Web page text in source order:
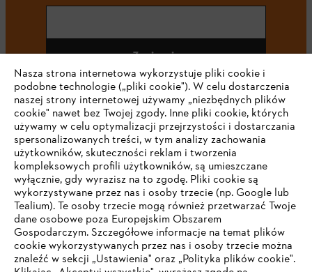
Zapisz się
#STIHL
Firma
Nasza strona internetowa wykorzystuje pliki cookie i
podobne technologie („pliki cookie"). W celu dostarczenia
naszej strony internetowej używamy „niezbędnych plików
cookie" nawet bez Twojej zgody. Inne pliki cookie, których
używamy w celu optymalizacji przejrzystości i dostarczania
spersonalizowanych treści, w tym analizy zachowania
użytkowników, skuteczności reklam i tworzenia
kompleksowych profili użytkowników, są umieszczane
wyłącznie, gdy wyrazisz na to zgodę. Pliki cookie są
wykorzystywane przez nas i osoby trzecie (np. Google lub
Tealium). Te osoby trzecie mogą również przetwarzać Twoje
dane osobowe poza Europejskim Obszarem
Gospodarczym. Szczegółowe informacje na temat plików
cookie wykorzystywanych przez nas i osoby trzecie można
znaleźć w sekcji „Ustawienia" oraz „Polityka plików cookie".